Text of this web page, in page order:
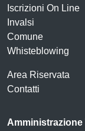
Iscrizioni On Line
Invalsi
Comune
Whisteblowing
Area Riservata
Contatti
Amministrazione